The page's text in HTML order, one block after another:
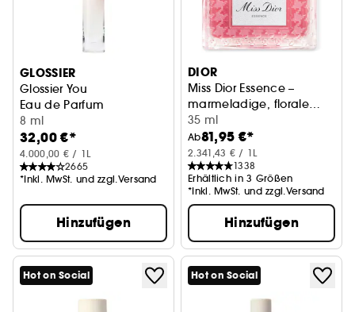
GLOSSIER
Glossier You
Eau de Parfum
8 ml
32,00 €*
4.000,00 € / 1L
2665
*Inkl. MwSt. und zzgl.Versand
Hinzufügen
DIOR
Miss Dior Essence –
marmeladige, florale
und holzige Noten
35 ml
Ab81,95 €*
2.341,43 € / 1L
1338
Erhältlich in 3 Größen
*Inkl. MwSt. und zzgl.Versand
Hinzufügen
Hot on Social Hot on Social